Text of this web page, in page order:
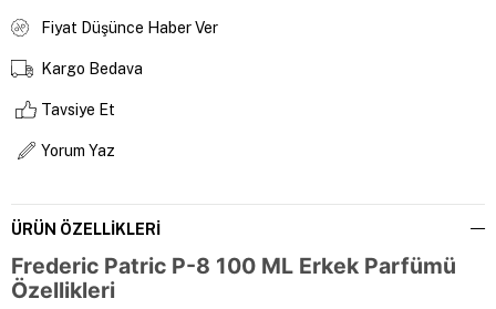
Fiyat Düşünce Haber Ver
Kargo Bedava
Tavsiye Et
Yorum Yaz
ÜRÜN ÖZELLIKLERI
Frederic Patric P-8 100 ML Erkek Parfümü
Özellikleri